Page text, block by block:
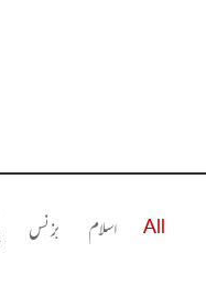
All اسلام بزنس